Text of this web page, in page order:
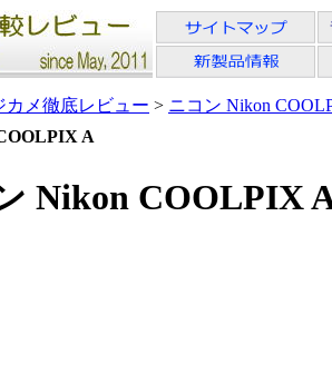
カメ徹底レビュー > ニコン Nikon
A
Nikon COOLPIX